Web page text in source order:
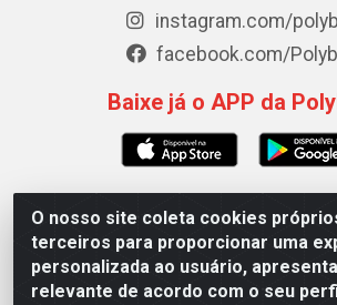
O nosso site coleta cookies
terceiros para proporcionar uma
personalizada ao usuário,
relevante de acordo com o seu
instagram.com/
facebook.com/
Baixe já o APP da
Polybalas - Rua João Miguel de Souza,
Ernesto Geisel, João Pessoa/PB - CEP
00.909.327/0002-61